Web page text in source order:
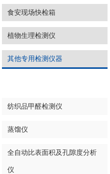
食安现场快检箱
植物生理检测仪
其他专用检测仪器
纺织品甲醛检测仪
蒸馏仪
全自动比表面积及孔隙度分析
仪